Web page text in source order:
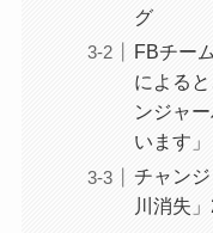
グ
FBチー
による
ンジャ
います」
チャン
川消失